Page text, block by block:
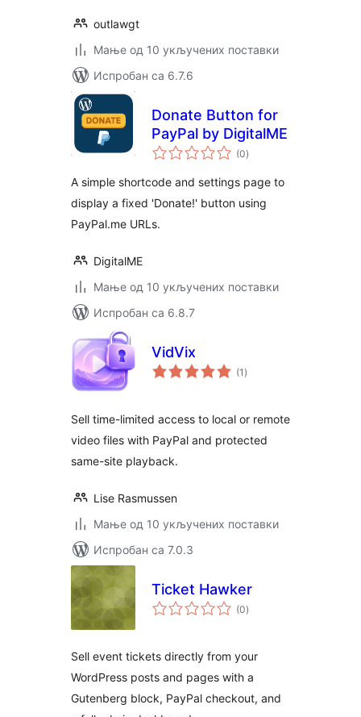
outlawgt
Мање од 10 укључених поставки
Испробан са 6.7.6
Donate Button for
PayPal by DigitalME
(0укупних
оцена
)
A simple shortcode and settings page to
display a fixed 'Donate!' button using
PayPal.me URLs.
DigitalME
Мање од 10 укључених поставки
Испробан са 6.8.7
VidVix
(1 укупних
оцена
)
Sell time-limited access to local or remote
video files with PayPal and protected
same-site playback.
Lise Rasmussen
Мање од 10 укључених поставки
Испробан са 7.0.3
Ticket Hawker
(0укупних
оцена
)
Sell event tickets directly from your
WordPress posts and pages with a
Gutenberg block, PayPal checkout, and